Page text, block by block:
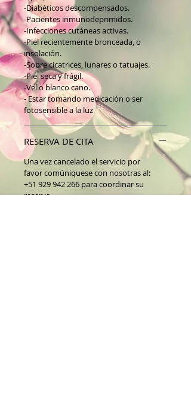
-Diabéticos descompensados.
-Pacientes inmunodeprimidos.
-Infecciones cutáneas activas.
-Piel recientemente bronceada, o
insolación.
-Sobre cicatrices, lunares o tatuajes.
-Piel seca y frágil.
-Vello blanco cano.
- Estar tomando medicación o ser
fotosensible a la luz
RESERVA DE CITA
Una vez cancelado el servicio por
favor comúniquese con nosotras al:
+51 929 942 266 para coordinar su
reserva.